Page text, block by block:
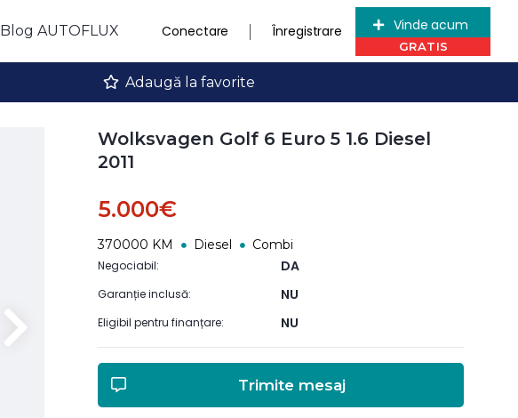
Blog AUTOFLUX Conectare Înregistrare Vinde acum
Adaugă la favorite
Wolksvagen Golf 6 Euro 5 1.6 Diesel
2011
5.000€
370000 KM Diesel Combi
Negociabil: DA
Garanție inclusă: NU
Eligibil pentru finanțare: NU
Trimite mesaj